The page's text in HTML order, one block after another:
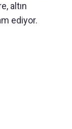
altın
ediyor.